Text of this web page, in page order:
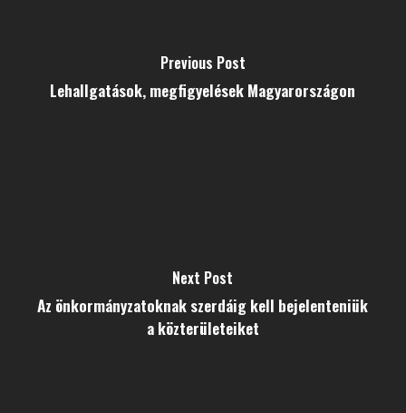
Previous Post
Lehallgatások, megfigyelések Magyarországon
Next Post
Az önkormányzatoknak szerdáig kell bejelenteniük
a közterületeiket